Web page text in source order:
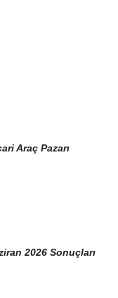
Araç Pazarı
2026 Sonuçları